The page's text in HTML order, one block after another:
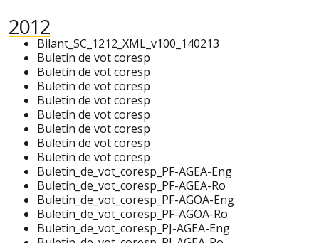
2012
Bilant_SC_1212_XML_v100_140213
Buletin de vot coresp
Buletin de vot coresp
Buletin de vot coresp
Buletin de vot coresp
Buletin de vot coresp
Buletin de vot coresp
Buletin de vot coresp
Buletin de vot coresp
Buletin_de_vot_coresp_PF-AGEA-Eng
Buletin_de_vot_coresp_PF-AGEA-Ro
Buletin_de_vot_coresp_PF-AGOA-Eng
Buletin_de_vot_coresp_PF-AGOA-Ro
Buletin_de_vot_coresp_PJ-AGEA-Eng